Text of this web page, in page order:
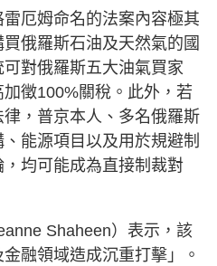
厄姆命名的法案內容極其
俄羅斯石油及天然氣的國
對俄羅斯五大油氣買家
加徵100%關稅。此外，若
，普京本人、多名俄羅斯
能源項目以及用於規避制
均可能成為直接制裁對
Shaheen）表示，該
融領域造成沉重打擊」。